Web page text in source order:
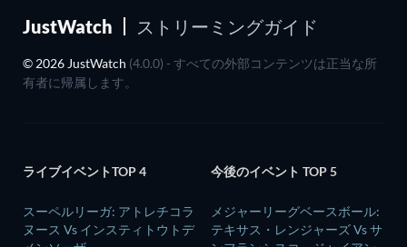
JustWatch ストリーミングガイド
© 2026 JustWatch (4.0.0) - すべての外部コンテンツは正当な所
有者に帰属します。
ライブイベントTOP 4
スーペルリーガ: アトレチコラ
ヌース Vs インスティトウトデ
今後のイベント TOP 5
メジャーリーグベースボール:
テキサス・レンジャーズ Vs サ